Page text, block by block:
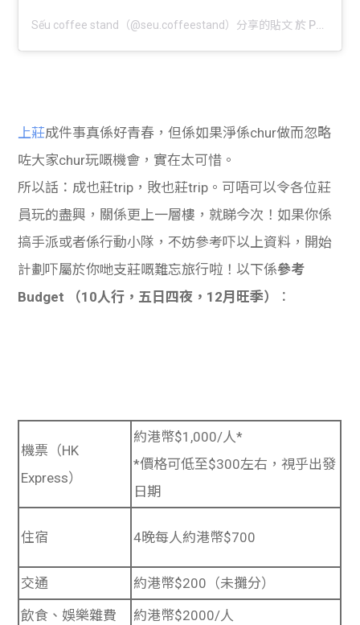
Sếu coffee stand（@seu.coffeestand）分享的貼文 於 PST 2019 年 1月 月 27 日 上午 1:46
上莊成件事真係好青春，但係如果淨係chur做而忽略
咗大家chur玩嘅機會，實在太可惜。
所以話：成也莊trip，敗也莊trip。可唔可以令各位莊
員玩的盡興，關係更上一層樓，就睇今次！如果你係
搞手派或者係行動小隊，不妨參考吓以上資料，開始
計劃吓屬於你哋支莊嘅難忘旅行啦！以下係參考
Budget
（10人行，五日四夜，12月旺季） ：
機票（HK
Express）
約港幣$1,000/人*
*價格可低至$300左右，視乎出發
日期
住宿 4晚每人約港幣$700
交通
約港幣$200（未攤分）
飲食、娛樂雜費
約港幣$2000/人